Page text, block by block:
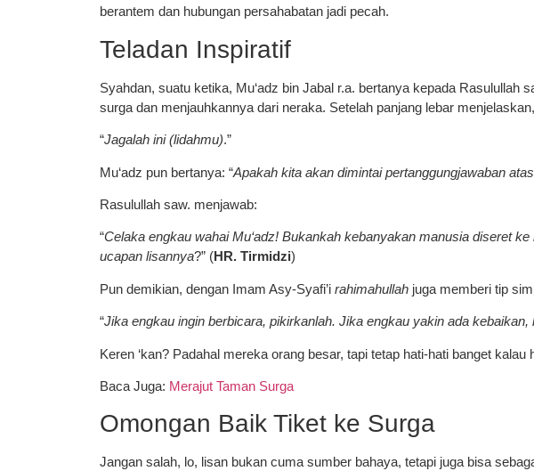
berantem dan hubungan persahabatan jadi pecah.
Teladan Inspiratif
Syahdan, suatu ketika, Mu‘adz bin Jabal r.a. bertanya kepada
surga dan menjauhkannya dari neraka. Setelah panjang lebar
“Jagalah ini (lidahmu).”
Mu‘adz pun bertanya: “Apakah kita akan dimintai pertanggungjawaban
Rasulullah saw. menjawab:
“Celaka engkau wahai Mu‘adz! Bukankah kebanyakan manusia diseret
ucapan lisannya?” (HR. Tirmidzi)
Pun demikian, dengan Imam Asy-Syafi’i rahimahullah juga memberi tip
“Jika engkau ingin berbicara, pikirkanlah. Jika engkau yakin ada
Keren ‘kan? Padahal mereka orang besar, tapi tetap hati-hati banget kalau
Baca Juga: Merajut Taman Surga
Omongan Baik Tiket ke Surga
Jangan salah, lo, lisan bukan cuma sumber bahaya, tetapi juga bisa